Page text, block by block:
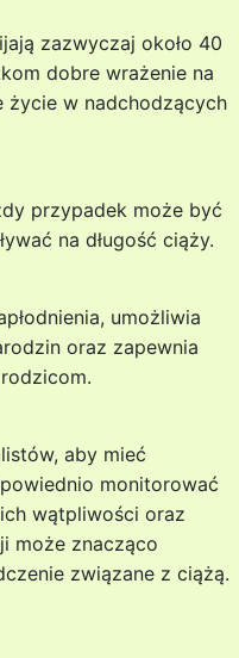
zazwyczaj około 40
dobre wrażenie na
życie w nadchodzących
przypadek może być
na długość ciąży.
umożliwia
oraz zapewnia
aby mieć
monitorować
wątpliwości oraz
może znacząco
związane z ciążą.